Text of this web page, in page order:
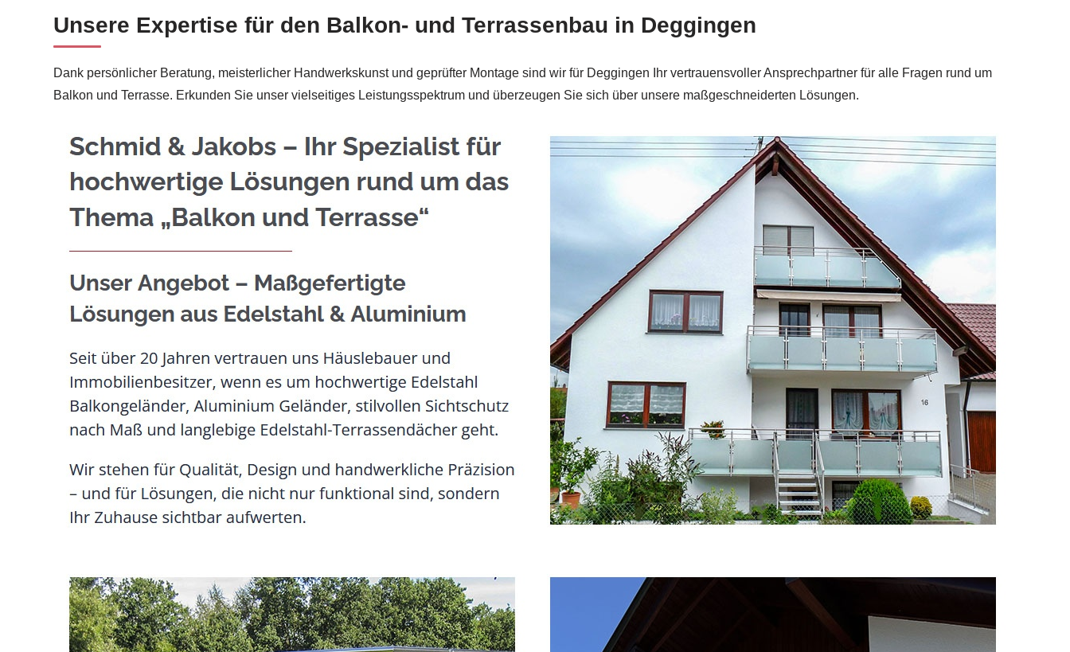
Unsere Expertise für den Balkon- und Terrassenbau in Deggingen
Dank persönlicher Beratung, meisterlicher Handwerkskunst und geprüfter Montage sind wir für Deggingen Ihr vertrauensvoller Ansprechpartner für alle Fragen rund um
Balkon und Terrasse. Erkunden Sie unser vielseitiges Leistungsspektrum und überzeugen Sie sich über unsere maßgeschneiderten Lösungen.